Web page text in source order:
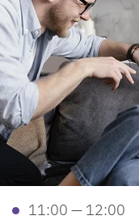
11:00 — 12:00